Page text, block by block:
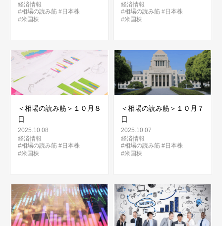
経済情報
#相場の読み筋 #日本株
#米国株
経済情報
#相場の読み筋 #日本株
#米国株
＜相場の読み筋＞１０月８
日
2025.10.08
経済情報
#相場の読み筋 #日本株
#米国株
＜相場の読み筋＞１０月７
日
2025.10.07
経済情報
#相場の読み筋 #日本株
#米国株